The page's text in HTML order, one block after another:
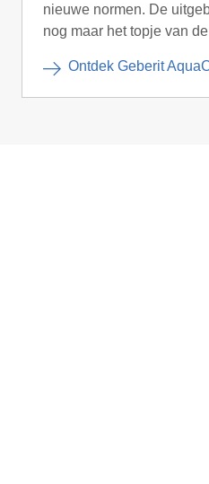
nieuwe normen. De
nog maar het topje van
Ontdek Geberit